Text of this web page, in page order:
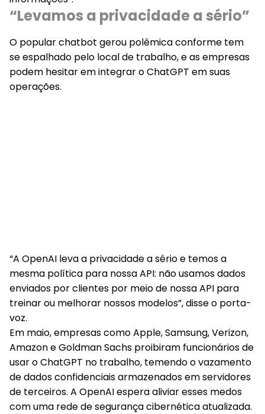
“Levamos a privacidade a sério”
O popular chatbot gerou polêmica conforme tem
se espalhado pelo local de trabalho, e as empresas
podem hesitar em integrar o ChatGPT em suas
operações.
“A OpenAI leva a privacidade a sério e temos a
mesma política para nossa API: não usamos dados
enviados por clientes por meio de nossa API para
treinar ou melhorar nossos modelos”, disse o porta-
voz.
Em maio, empresas como Apple, Samsung, Verizon,
Amazon e Goldman Sachs proibiram funcionários de
usar o ChatGPT no trabalho, temendo o vazamento
de dados confidenciais armazenados em servidores
de terceiros. A OpenAI espera aliviar esses medos
com uma rede de segurança cibernética atualizada.